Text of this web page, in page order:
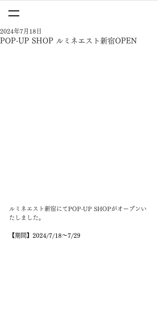
POP-UP SHOP ルミネエスト新宿OPEN
2024年7月18日
ルミネエスト新宿にてPOP-UP SHOPがオープンい
たしました。
【期間】2024/7/18～7/29